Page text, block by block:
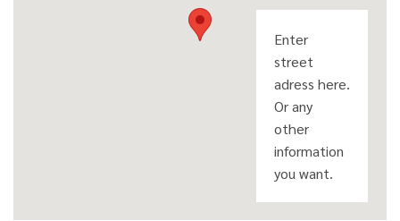
Enter
street
adress here.
Or any
other
information
you want.